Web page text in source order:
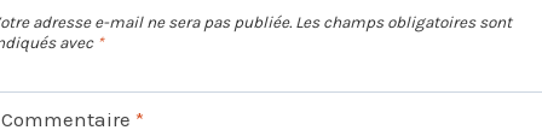
adresse e-mail ne sera pas publiée. Les champs obligatoires sont
avec *
Commentaire *